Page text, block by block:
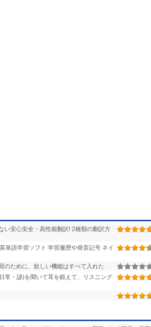
い安心安全・高性能翻訳! 2種類の翻訳方
単語学習ソフト 学習履歴や発音記号 ネイ
ために、欲しい機能はすべて入れた
常・諺)を聞いて耳を鍛えて、リスニング